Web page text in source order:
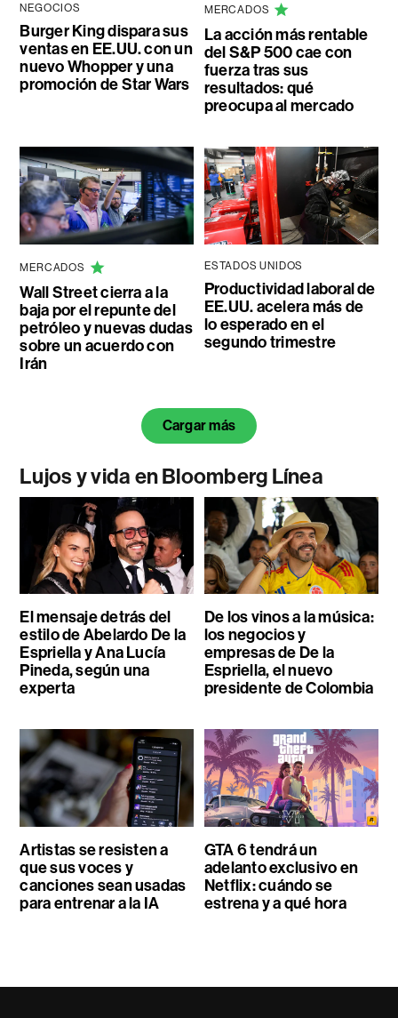
NEGOCIOS
Burger King dispara sus
ventas en EE.UU. con un
nuevo Whopper y una
promoción de Star Wars
MERCADOS
La acción más rentable
del S&P 500 cae con
fuerza tras sus
resultados: qué
preocupa al mercado
MERCADOS
Wall Street cierra a la
baja por el repunte del
petróleo y nuevas dudas
sobre un acuerdo con
Irán
ESTADOS UNIDOS
Productividad laboral de
EE.UU. acelera más de
lo esperado en el
segundo trimestre
Cargar más
Lujos y vida en Bloomberg Línea
El mensaje detrás del
estilo de Abelardo De la
Espriella y Ana Lucía
Pineda, según una
experta
De los vinos a la música:
los negocios y
empresas de De la
Espriella, el nuevo
presidente de Colombia
Artistas se resisten a
que sus voces y
canciones sean usadas
para entrenar a la IA
GTA 6 tendrá un
adelanto exclusivo en
Netflix: cuándo se
estrena y a qué hora